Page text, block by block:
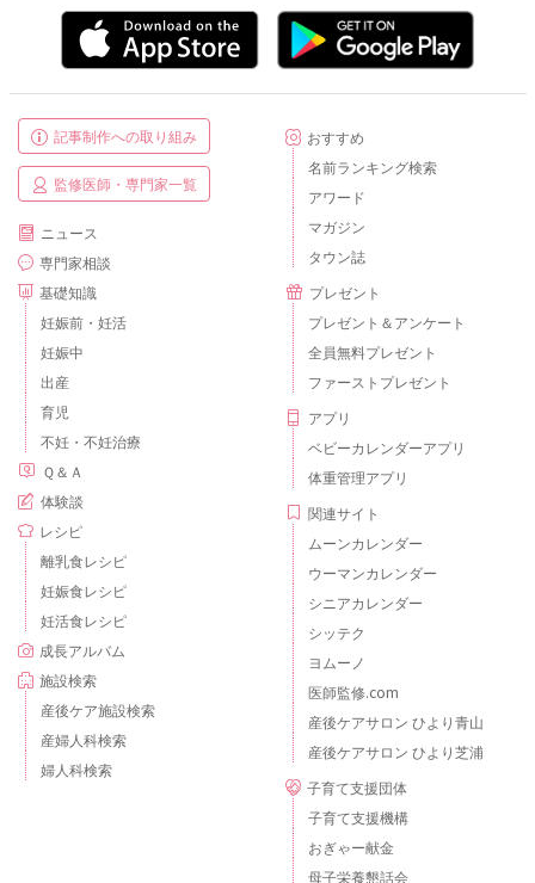
記事制作への取り組み
監修医師・専門家一覧
ニュース
専門家相談
基礎知識
妊娠前・妊活
妊娠中
出産
育児
不妊・不妊治療
Ｑ＆Ａ
体験談
レシピ
離乳食レシピ
妊娠食レシピ
妊活食レシピ
成長アルバム
施設検索
産後ケア施設検索
産婦人科検索
婦人科検索
おすすめ
名前ランキング検索
アワード
マガジン
タウン誌
プレゼント
プレゼント＆アンケート
全員無料プレゼント
ファーストプレゼント
アプリ
ベビーカレンダーアプリ
体重管理アプリ
関連サイト
ムーンカレンダー
ウーマンカレンダー
シニアカレンダー
シッテク
ヨムーノ
医師監修.com
産後ケアサロン ひより青山
産後ケアサロン ひより芝浦
子育て支援団体
子育て支援機構
おぎゃー献金
母子栄養懇話会